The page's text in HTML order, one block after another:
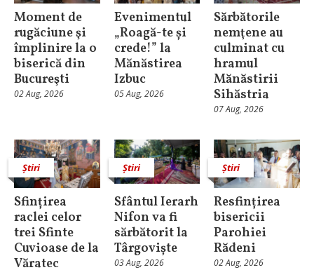
Moment de
rugăciune şi
împlinire la o
biserică din
Bucureşti
02 Aug, 2026
Evenimentul
„Roagă-te și
crede!” la
Mănăstirea
Izbuc
05 Aug, 2026
Sărbătorile
nemţene au
culminat cu
hramul
Mănăstirii
Sihăstria
07 Aug, 2026
Știri
Sfințirea
raclei celor
trei Sfinte
Cuvioase de la
Văratec
Știri
Sfântul Ierarh
Nifon va fi
sărbătorit la
Târgoviște
03 Aug, 2026
Știri
Resfințirea
bisericii
Parohiei
Rădeni
02 Aug, 2026